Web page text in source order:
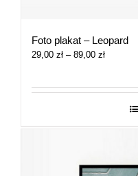
Foto plakat – Leopard
29,00 zł – 89,00 złZakres
29,00 zł